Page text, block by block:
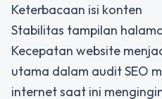
Keterbacaan isi konten
Stabilitas tampilan
Kecepatan website
utama dalam audit SEO
internet saat ini